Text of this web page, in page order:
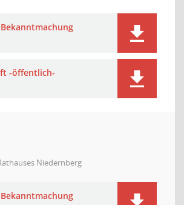
-öffentlich-
Niedernberg